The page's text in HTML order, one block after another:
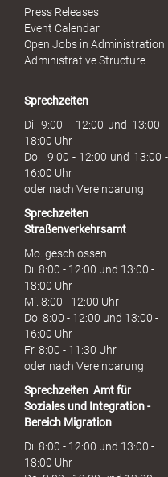
u
h
Press Releases
Event Calendar
Open Jobs in Administration
Administrative Structure
Sprechzeiten
Di. 9:00 - 12:00 und 13:00 -
18:00 Uhr
Do. 9:00 - 12:00 und 13:00 -
16:00 Uhr
oder nach Vereinbarung
Sprechzeiten
Straßenverkehrsamt
Mo. geschlossen
Di. 8:00 - 12:00 und 13:00 -
18:00 Uhr
Mi. 8:00 - 12:00 Uhr
Do. 8:00 - 12:00 und 13:00 -
16:00 Uhr
Fr. 8:00 - 11:30 Uhr
oder nach Vereinbarung
Sprechzeiten Amt für
Soziales und Integration -
Bereich Migration
Di. 8:00 - 12:00 und 13:00 -
18:00 Uhr